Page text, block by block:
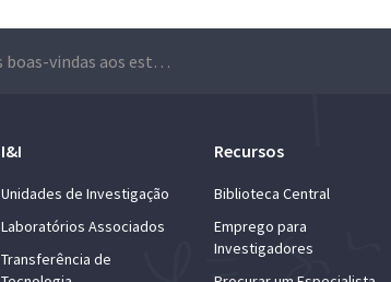
Técnico dá as boas-vindas aos estudantes internacionais
I&I
Unidades de Investigação
Laboratórios Associados
Transferência de
Recursos
Biblioteca Central
Emprego para
Investigadores